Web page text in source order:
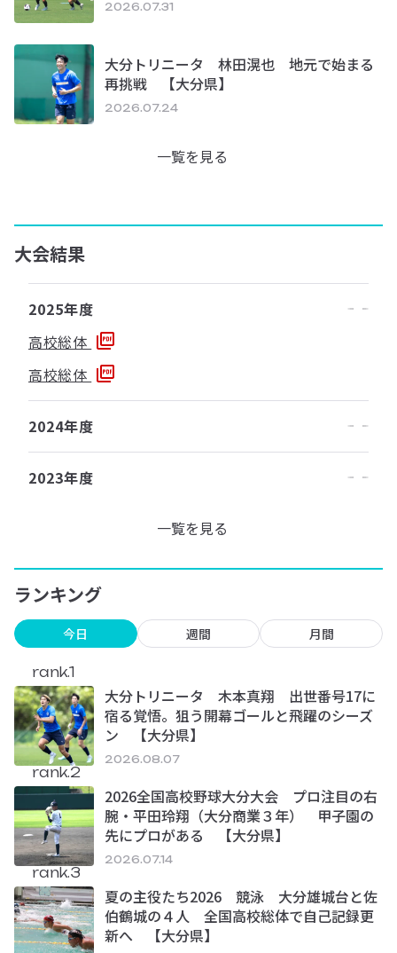
2026.07.31
大分トリニータ 林田滉也 地元で始まる
再挑戦 【大分県】
2026.07.24
一覧を見る
大会結果
2025年度
高校総体
高校総体
2024年度
2023年度
一覧を見る
ランキング
今日 週間 月間
rank.1
大分トリニータ 木本真翔 出世番号17に
宿る覚悟。狙う開幕ゴールと飛躍のシーズ
ン 【大分県】
2026.08.07
rank.2
2026全国高校野球大分大会 プロ注目の右
腕・平田玲翔（大分商業３年） 甲子園の
先にプロがある 【大分県】
2026.07.14
rank.3
夏の主役たち2026 競泳 大分雄城台と佐
伯鶴城の４人 全国高校総体で自己記録更
新へ 【大分県】